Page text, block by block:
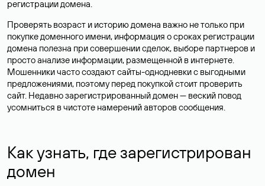
регистрации домена.
Проверять возраст и историю домена важно не только при
покупке доменного имени, информация о сроках регистрации
домена полезна при совершении сделок, выборе партнеров и
просто анализе информации, размещенной в интернете.
Мошенники часто создают сайты-однодневки с выгодными
предложениями, поэтому перед покупкой стоит проверить
сайт. Недавно зарегистрированный домен — веский повод
усомниться в чистоте намерений авторов сообщения.
Как узнать, где зарегистрирован
домен